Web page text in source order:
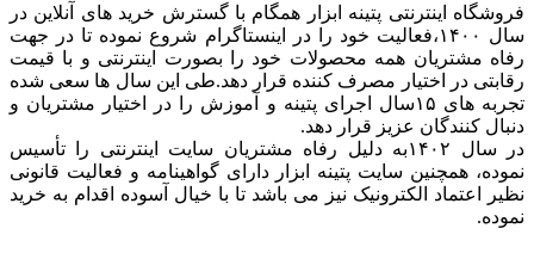
فروشگاه اینترنتی پتینه ابزار همگام با گسترش خرید های آنلاین در
سال ۱۴۰۰،فعالیت خود را در اینستاگرام شروع نموده تا در جهت
رفاه مشتریان همه محصولات خود را بصورت اینترنتی و با قیمت
رقابتی در اختیار مصرف کننده قرار دهد.طی این سال ها سعی شده
تجربه های ۱۵سال اجرای پتینه و آموزش را در اختیار مشتریان و
دنبال کنندگان عزیز قرار دهد.
در سال ۱۴۰۲به دلیل رفاه مشتریان سایت اینترنتی را تأسیس
نموده، همچنین سایت پتینه ابزار دارای گواهینامه و فعالیت قانونی
نظیر اعتماد الکترونیک نیز می باشد تا با خیال آسوده اقدام به خرید
نموده.